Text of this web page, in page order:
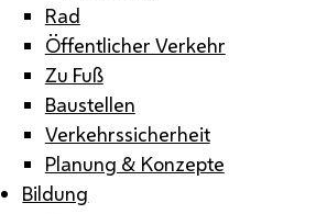
Rad
Öffentlicher Verkehr
Zu Fuß
Baustellen
Verkehrssicherheit
Planung & Konzepte
Bildung